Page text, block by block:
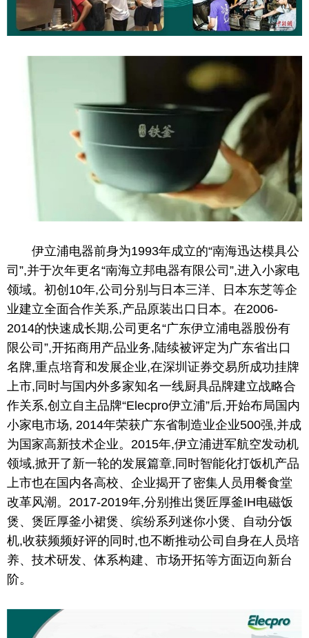
伊立浦电器前身为1993年成立的“南海迅达模具公
司”,并于次年更名“南海立邦电器有限公司”,进入小家电
领域。初创10年,公司分别与日本三洋、日本东芝等企
业建立全面合作关系,产品原装出口日本。在2006-
2014的快速成长期,公司更名“广东伊立浦电器股份有
限公司”,开拓商用产品业务,陆续被评定为广东省出口
名牌,重点培育和发展企业,在深圳证券交易所成功挂牌
上市,同时与国内外多家知名一线厨具品牌建立战略合
作关系,创立自主品牌“Elecpro伊立浦”后,开始布局国内
小家电市场, 2014年荣获广东省制造业企业500强,并成
为国家高新技术企业。2015年,伊立浦进军航空发动机
领域,掀开了新一轮的发展篇章,同时智能化打饭机产品
上市也在国内各高校、企业揭开了密集人员用餐食堂
改革风潮。2017-2019年,分别推出煲匠厚釜IH电磁饭
煲、煲匠厚釜小裙煲、缤纷系列迷你小煲、自动分饭
机,收获频频好评的同时,也不断推动公司自身在人员培
养、技术研发、体系构建、市场开拓等方面迈向新台
阶。